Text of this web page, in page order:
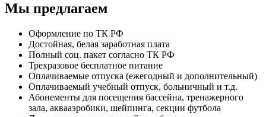
Мы предлагаем
Оформление по ТК РФ
Достойная, белая заработная плата
Полный соц. пакет согласно ТК РФ
Трехразовое бесплатное питание
Оплачиваемые отпуска (ежегодный и дополнительный)
Оплачиваемый учебный отпуск, больничный и т.д.
Абонементы для посещения бассейна, тренажерного
зала, аквааэробики, шейпинга, секции футбола